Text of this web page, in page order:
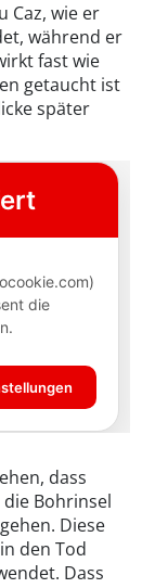
Caz, wie er
während er
fast wie
getaucht ist
später
dass
Bohrinsel
Diese
den Tod
Dass